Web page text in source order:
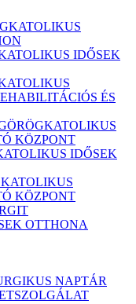
IDŐSEK
ÉS
KÖZPONT
IDŐSEK
KÖZPONT
OTTHONA
NAPTÁR